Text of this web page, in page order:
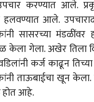
करण्यात आले.
आले.
सासरच्या
केला गेला. अखेर
कर्ज काढून
ताऊबाईचा खून केला.
होत आहे.